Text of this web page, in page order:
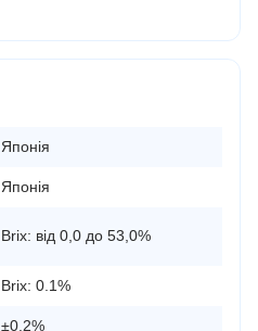
Японія
Японія
Brix: від 0,0 до 53,0%
Brix: 0.1%
±0.2%